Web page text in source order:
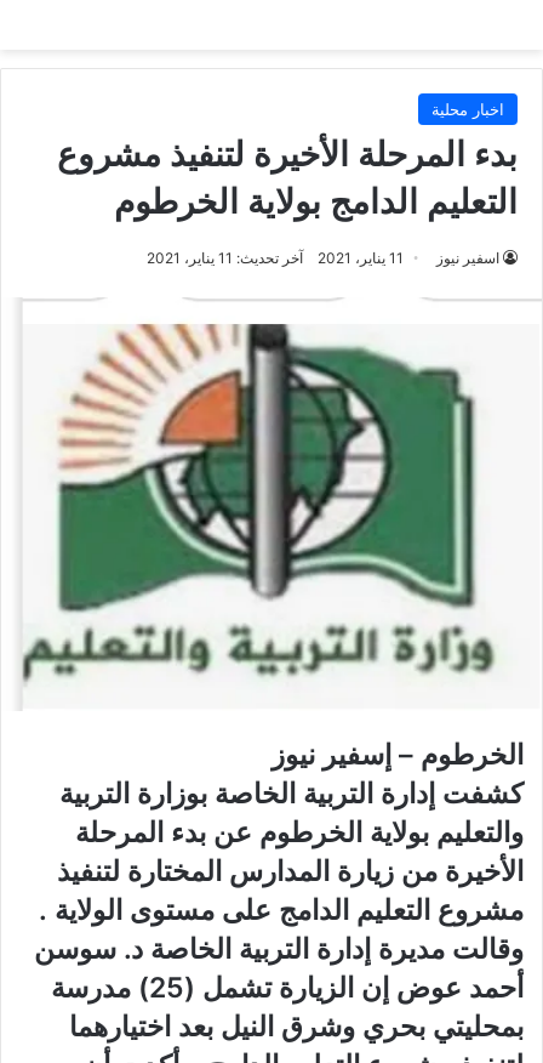
اخبار محلية
بدء المرحلة الأخيرة لتنفيذ مشروع
التعليم الدامج بولاية الخرطوم
اسفير نيوز 11 يناير، 2021 آخر تحديث: 11 يناير، 2021
الخرطوم – إسفير نيوز
كشفت إدارة التربية الخاصة بوزارة التربية
والتعليم بولاية الخرطوم عن بدء المرحلة
الأخيرة من زيارة المدارس المختارة لتنفيذ
مشروع التعليم الدامج على مستوى الولاية .
وقالت مديرة إدارة التربية الخاصة د. سوسن
أحمد عوض إن الزيارة تشمل (25) مدرسة
بمحليتي بحري وشرق النيل بعد اختيارهما